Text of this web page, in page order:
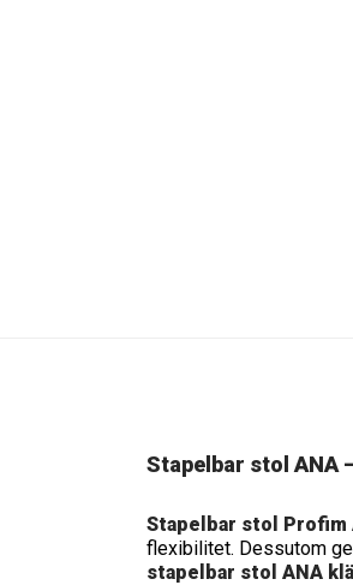
Stapelbar stol ANA
Stapelbar stol Profim
flexibilitet. Dessutom
stapelbar stol ANA